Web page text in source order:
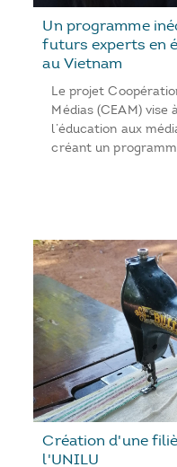
Un programme
futurs experts en
au Vietnam
Le projet
Médias (CEAM) vise
l’éducation aux
créant un
Création d'une
l'UNILU